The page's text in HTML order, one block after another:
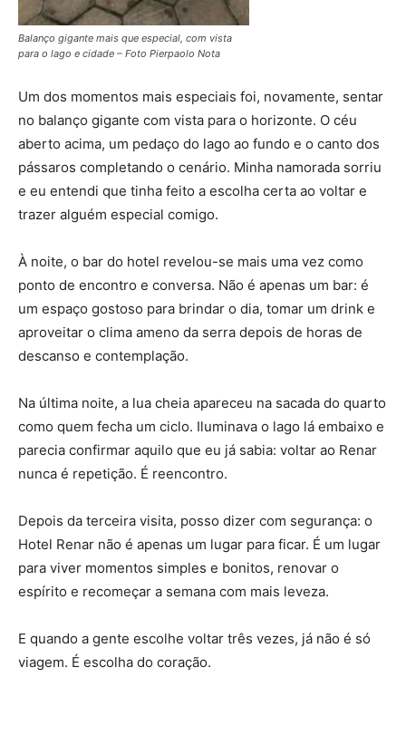
Balanço gigante mais que especial, com vista
para o lago e cidade – Foto Pierpaolo Nota
Um dos momentos mais especiais foi, novamente, sentar
no balanço gigante com vista para o horizonte. O céu
aberto acima, um pedaço do lago ao fundo e o canto dos
pássaros completando o cenário. Minha namorada sorriu
e eu entendi que tinha feito a escolha certa ao voltar e
trazer alguém especial comigo.
À noite, o bar do hotel revelou-se mais uma vez como
ponto de encontro e conversa. Não é apenas um bar: é
um espaço gostoso para brindar o dia, tomar um drink e
aproveitar o clima ameno da serra depois de horas de
descanso e contemplação.
Na última noite, a lua cheia apareceu na sacada do quarto
como quem fecha um ciclo. Iluminava o lago lá embaixo e
parecia confirmar aquilo que eu já sabia: voltar ao Renar
nunca é repetição. É reencontro.
Depois da terceira visita, posso dizer com segurança: o
Hotel Renar não é apenas um lugar para ficar. É um lugar
para viver momentos simples e bonitos, renovar o
espírito e recomeçar a semana com mais leveza.
E quando a gente escolhe voltar três vezes, já não é só
viagem. É escolha do coração.